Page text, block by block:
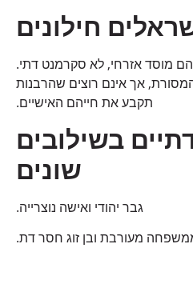
חילונים
מוסד אזרחי, לא סקרמנט דתי.
אך אינם רוצים שהרבנות
תקבע את חייהם האישיים.
בשילובים
שונים
גבר יהודי ואישה נוצרייה.
מעורבת ובן זוג חסר דת.